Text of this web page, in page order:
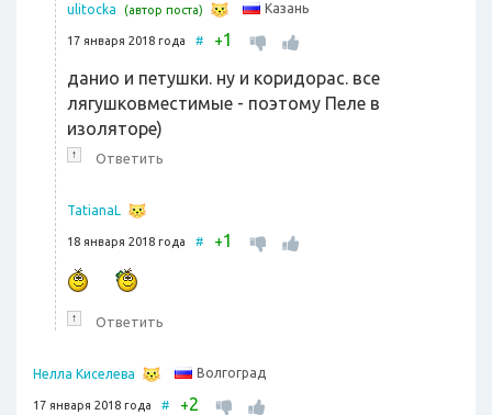
ulitocka (автор поста) Казань
17 января 2018 года # +1
данио и петушки. ну и коридорас. все
лягушковместимые - поэтому Пеле в
изоляторе)
↑ Ответить
TatianaL
18 января 2018 года # +1
↑ Ответить
Нелла Киселева Волгоград
17 января 2018 года # +2